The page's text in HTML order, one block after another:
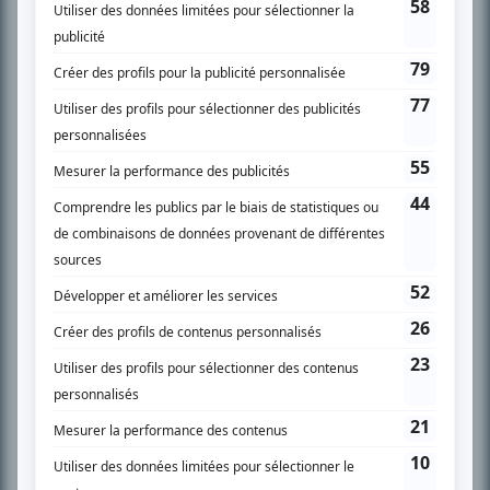
SUR LE RÉSEAU BIZZ MÉDIA
Accueil
Liste des oeuvres
Liste des comédiens
Recherche avancée
À propos
Nous contacter
Termes et conditions
Politique de confidentialité